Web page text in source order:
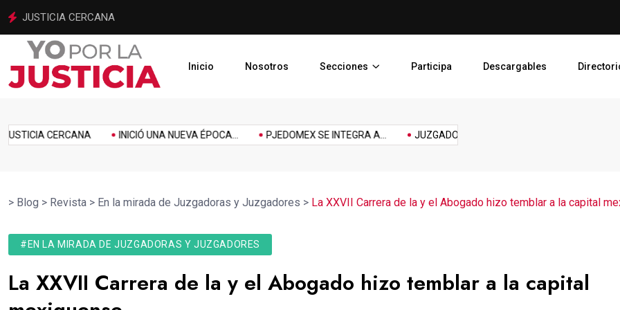
INICIÓ UNA NUEVA ÉPOCA PARA LA JUSTICIA MEXIQUENSE PJEDOMEX SE INTEGRA A
Inicio Nosotros Secciones Participa Descargables
CERCANA INICIÓ UNA NUEVA ÉPOCA... PJEDOMEX SE INTEGRA A... JUZGADO LIBRE PARA PREVENIR,...
Homenaje Inclusión Innovación Link Music Politics
Reforma
laboral
Reto sports Tech
> Blog > Revista > En la mirada de Juzgadoras y Juzgadores > La XXVII Carrera de la y el Abogado hizo temblar a la capital
#EN LA MIRADA DE JUZGADORAS Y JUZGADORES
La XXVII Carrera de la y el Abogado hizo temblar a la capital